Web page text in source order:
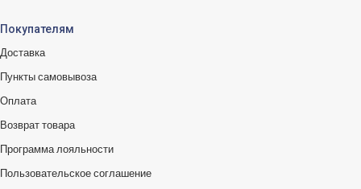
Покупателям
Доставка
Пункты самовывоза
Оплата
Возврат товара
Программа лояльности
Пользовательское соглашение